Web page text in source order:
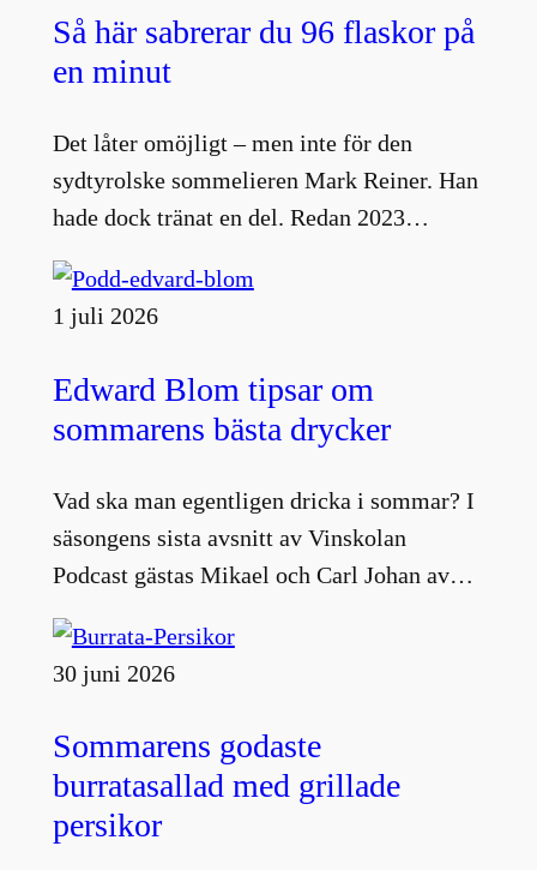
Så här sabrerar du 96 flaskor på
en minut
Det låter omöjligt – men inte för den
sydtyrolske sommelieren Mark Reiner. Han
hade dock tränat en del. Redan 2023…
1 juli 2026
Edward Blom tipsar om
sommarens bästa drycker
Vad ska man egentligen dricka i sommar? I
säsongens sista avsnitt av Vinskolan
Podcast gästas Mikael och Carl Johan av…
30 juni 2026
Sommarens godaste
burratasallad med grillade
persikor